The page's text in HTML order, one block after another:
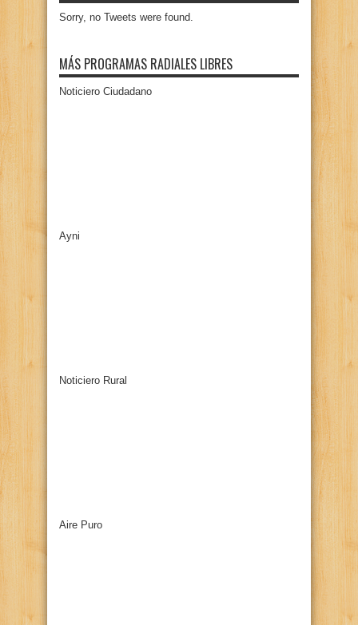
Sorry, no Tweets were found.
MÁS PROGRAMAS RADIALES LIBRES
Noticiero Ciudadano
Ayni
Noticiero Rural
Aire Puro